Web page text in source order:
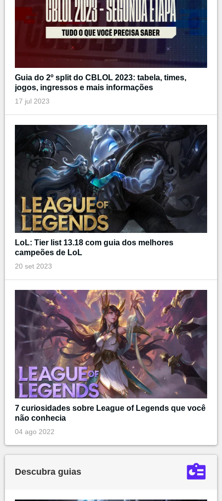
Guia do 2º split do CBLOL 2023: tabela, times,
jogos, ingressos e mais informações
17 jul 2023
LoL: Tier list 13.18 com guia dos melhores
campeões de LoL
20 set 2023
7 curiosidades sobre League of Legends que você
não conhecia
04 ago 2022
Descubra guias